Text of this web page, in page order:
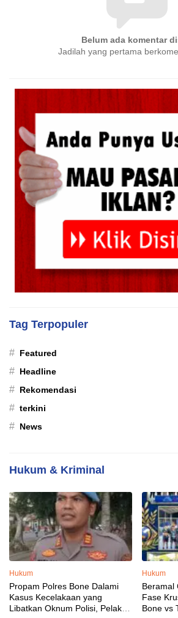
Belum ada komentar
Jadilah yang pertama
Tag Terpopuler
# Featured
# Headline
# Rekomendasi
# terkini
# News
Hukum & Kriminal
Hukum
Propam Polres Bone Dalami
Kasus Kecelakaan yang
Libatkan Oknum Polisi, Pelaku
Hukum
Beramal
Fase
Bone vs